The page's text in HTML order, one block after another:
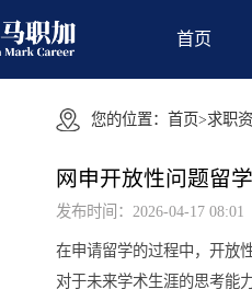
首页
您的位置： 首页 >
网申开放性问题
在申请留学的过程中